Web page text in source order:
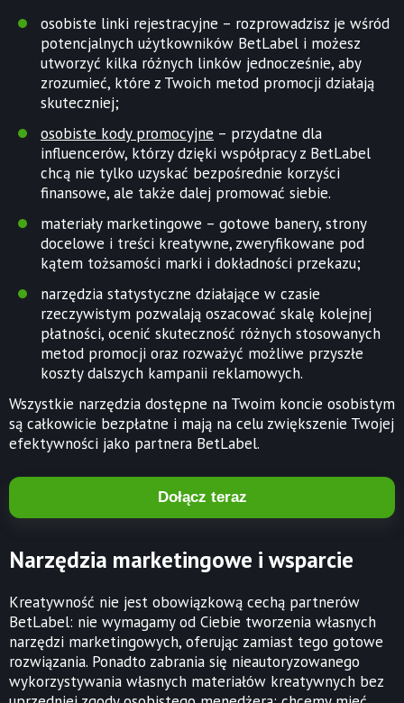
osobiste linki rejestracyjne – rozprowadzisz je wśród
potencjalnych użytkowników BetLabel i możesz
utworzyć kilka różnych linków jednocześnie, aby
zrozumieć, które z Twoich metod promocji działają
skuteczniej;
osobiste kody promocyjne – przydatne dla
influencerów, którzy dzięki współpracy z BetLabel
chcą nie tylko uzyskać bezpośrednie korzyści
finansowe, ale także dalej promować siebie.
materiały marketingowe – gotowe banery, strony
docelowe i treści kreatywne, zweryfikowane pod
kątem tożsamości marki i dokładności przekazu;
narzędzia statystyczne działające w czasie
rzeczywistym pozwalają oszacować skalę kolejnej
płatności, ocenić skuteczność różnych stosowanych
metod promocji oraz rozważyć możliwe przyszłe
koszty dalszych kampanii reklamowych.
Wszystkie narzędzia dostępne na Twoim koncie osobistym
są całkowicie bezpłatne i mają na celu zwiększenie Twojej
efektywności jako partnera BetLabel.
Dołącz teraz
Narzędzia marketingowe i wsparcie
Kreatywność nie jest obowiązkową cechą partnerów
BetLabel: nie wymagamy od Ciebie tworzenia własnych
narzędzi marketingowych, oferując zamiast tego gotowe
rozwiązania. Ponadto zabrania się nieautoryzowanego
wykorzystywania własnych materiałów kreatywnych bez